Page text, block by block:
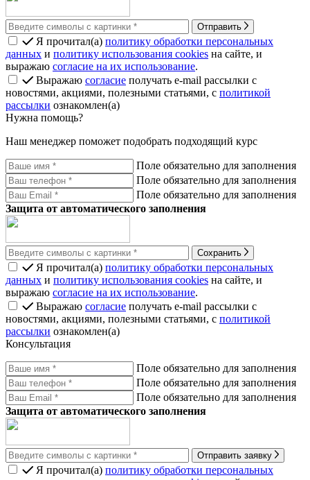
Отправить
Я прочитал(а) политику обработки персональных
данных и политику использования cookies на сайте, и
выражаю согласие на их использование.
Выражаю согласие получать e-mail рассылки с
новостями, акциями, полезными статьями, с политикой
рассылки ознакомлен(а)
Нужна помощь?
Наш менеджер поможет подобрать подходящий курс
Поле обязательно для заполнения
Поле обязательно для заполнения
Поле обязательно для заполнения
Защита от автоматического заполнения
Сохранить
Я прочитал(а) политику обработки персональных
данных и политику использования cookies на сайте, и
выражаю согласие на их использование.
Выражаю согласие получать e-mail рассылки с
новостями, акциями, полезными статьями, с политикой
рассылки ознакомлен(а)
Консультация
Поле обязательно для заполнения
Поле обязательно для заполнения
Поле обязательно для заполнения
Защита от автоматического заполнения
Отправить заявку
Я прочитал(а) политику обработки персональных